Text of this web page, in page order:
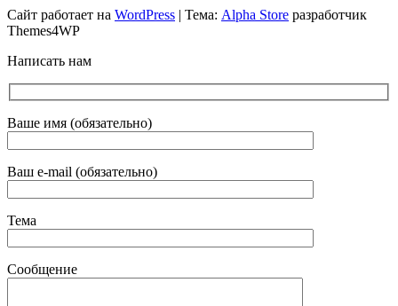
Сайт работает на WordPress | Тема: Alpha Store разработчик
Themes4WP
Написать нам
Ваше имя (обязательно)
Ваш e-mail (обязательно)
Тема
Сообщение